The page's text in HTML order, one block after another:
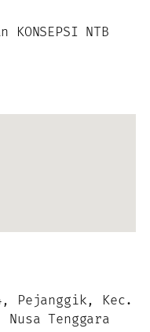
NTB
Pejanggik, Kec.
Tenggara